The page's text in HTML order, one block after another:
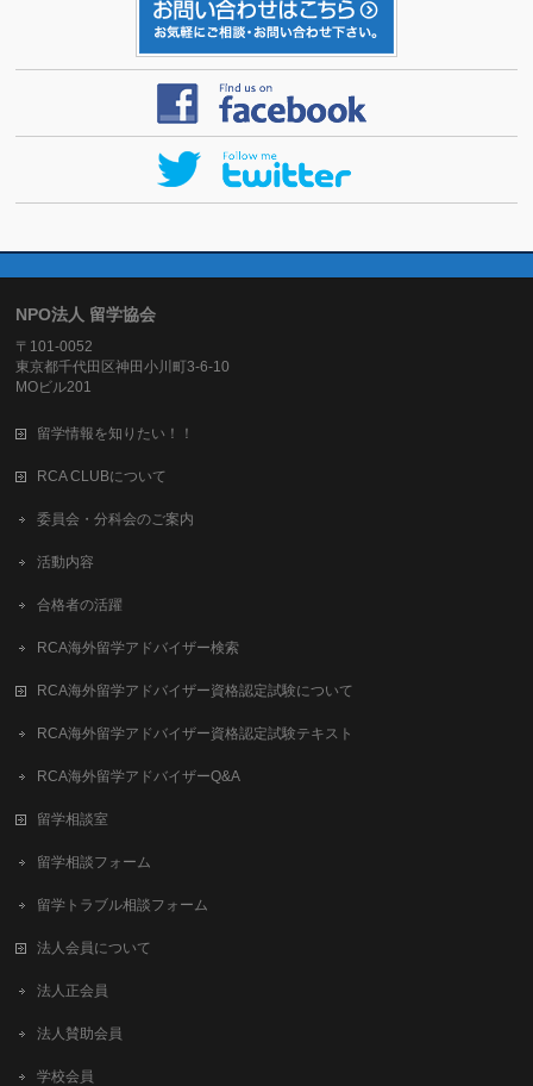
NPO法人 留学協会
〒101-0052
東京都千代田区神田小川町3-6-10
MOビル201
留学情報を知りたい！！
RCA CLUBについて
委員会・分科会のご案内
活動内容
合格者の活躍
RCA海外留学アドバイザー検索
RCA海外留学アドバイザー資格認定試験について
RCA海外留学アドバイザー資格認定試験テキスト
RCA海外留学アドバイザーQ&A
留学相談室
留学相談フォーム
留学トラブル相談フォーム
法人会員について
法人正会員
法人賛助会員
学校会員